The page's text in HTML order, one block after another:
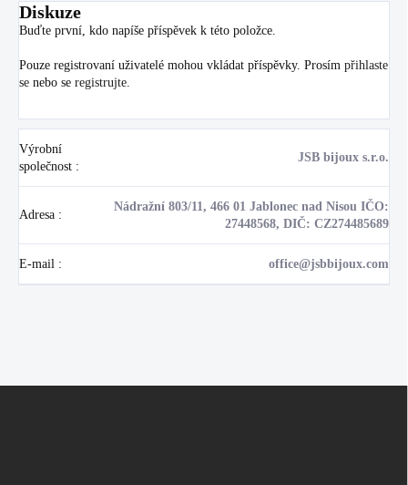
Diskuze
Buďte první, kdo napíše příspěvek k této položce.
Pouze registrovaní uživatelé mohou vkládat příspěvky. Prosím přihlaste
se nebo se registrujte
Výrobní
společnost :
JSB bijoux s.r.o.
Adresa :
Nádražní 803/11, 466 01 Jablonec nad Nisou IČO:
27448568, DIČ: CZ274485689
E-mail : office@jsbbijoux.com